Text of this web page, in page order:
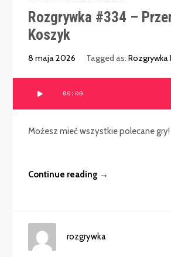
Rozgrywka #334 –
Koszyk
8 maja 2026 Tagged as:Rozgrywka
00:00
Możesz mieć wszystkie polecane gry!
Continue reading →
rozgrywka